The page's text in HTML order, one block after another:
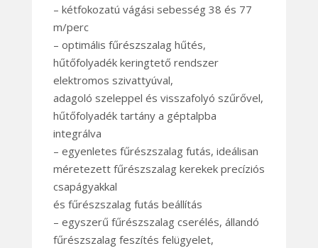
– kétfokozatú vágási sebesség 38 és 77
m/perc
– optimális fűrészszalag hűtés,
hűtőfolyadék keringtető rendszer
elektromos szivattyúval,
adagoló szeleppel és visszafolyó szűrővel,
hűtőfolyadék tartány a géptalpba
integrálva
– egyenletes fűrészszalag futás, ideálisan
méretezett fűrészszalag kerekek precíziós
csapágyakkal
és fűrészszalag futás beállítás
– egyszerű fűrészszalag cserélés, állandó
fűrészszalag feszítés felügyelet,